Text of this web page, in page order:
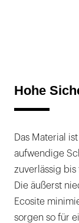
Hohe
Das Material
aufwendige
zuverlässig
Die äußerst
Ecosite
sorgen so für